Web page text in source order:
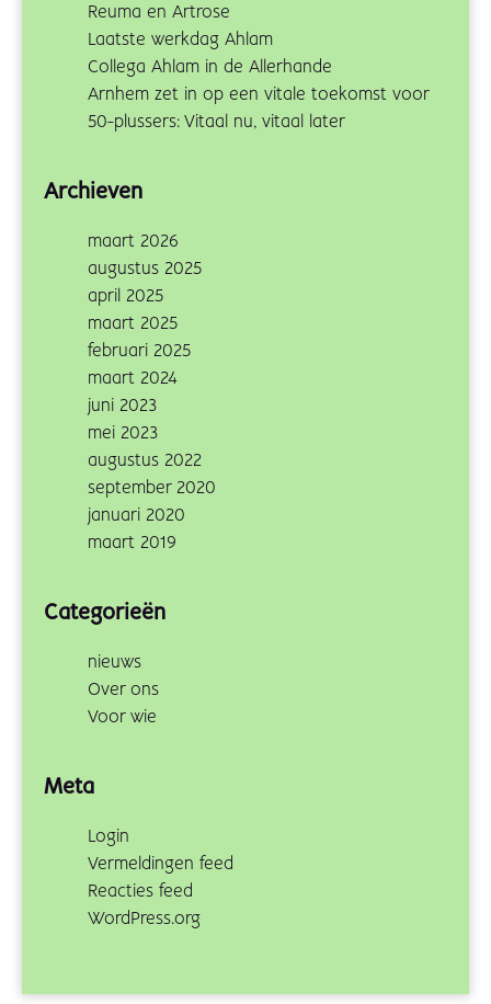
Reuma en Artrose
Laatste werkdag Ahlam
Collega Ahlam in de Allerhande
Arnhem zet in op een vitale toekomst voor
50-plussers: Vitaal nu, vitaal later
Archieven
maart 2026
augustus 2025
april 2025
maart 2025
februari 2025
maart 2024
juni 2023
mei 2023
augustus 2022
september 2020
januari 2020
maart 2019
Categorieën
nieuws
Over ons
Voor wie
Meta
Login
Vermeldingen feed
Reacties feed
WordPress.org